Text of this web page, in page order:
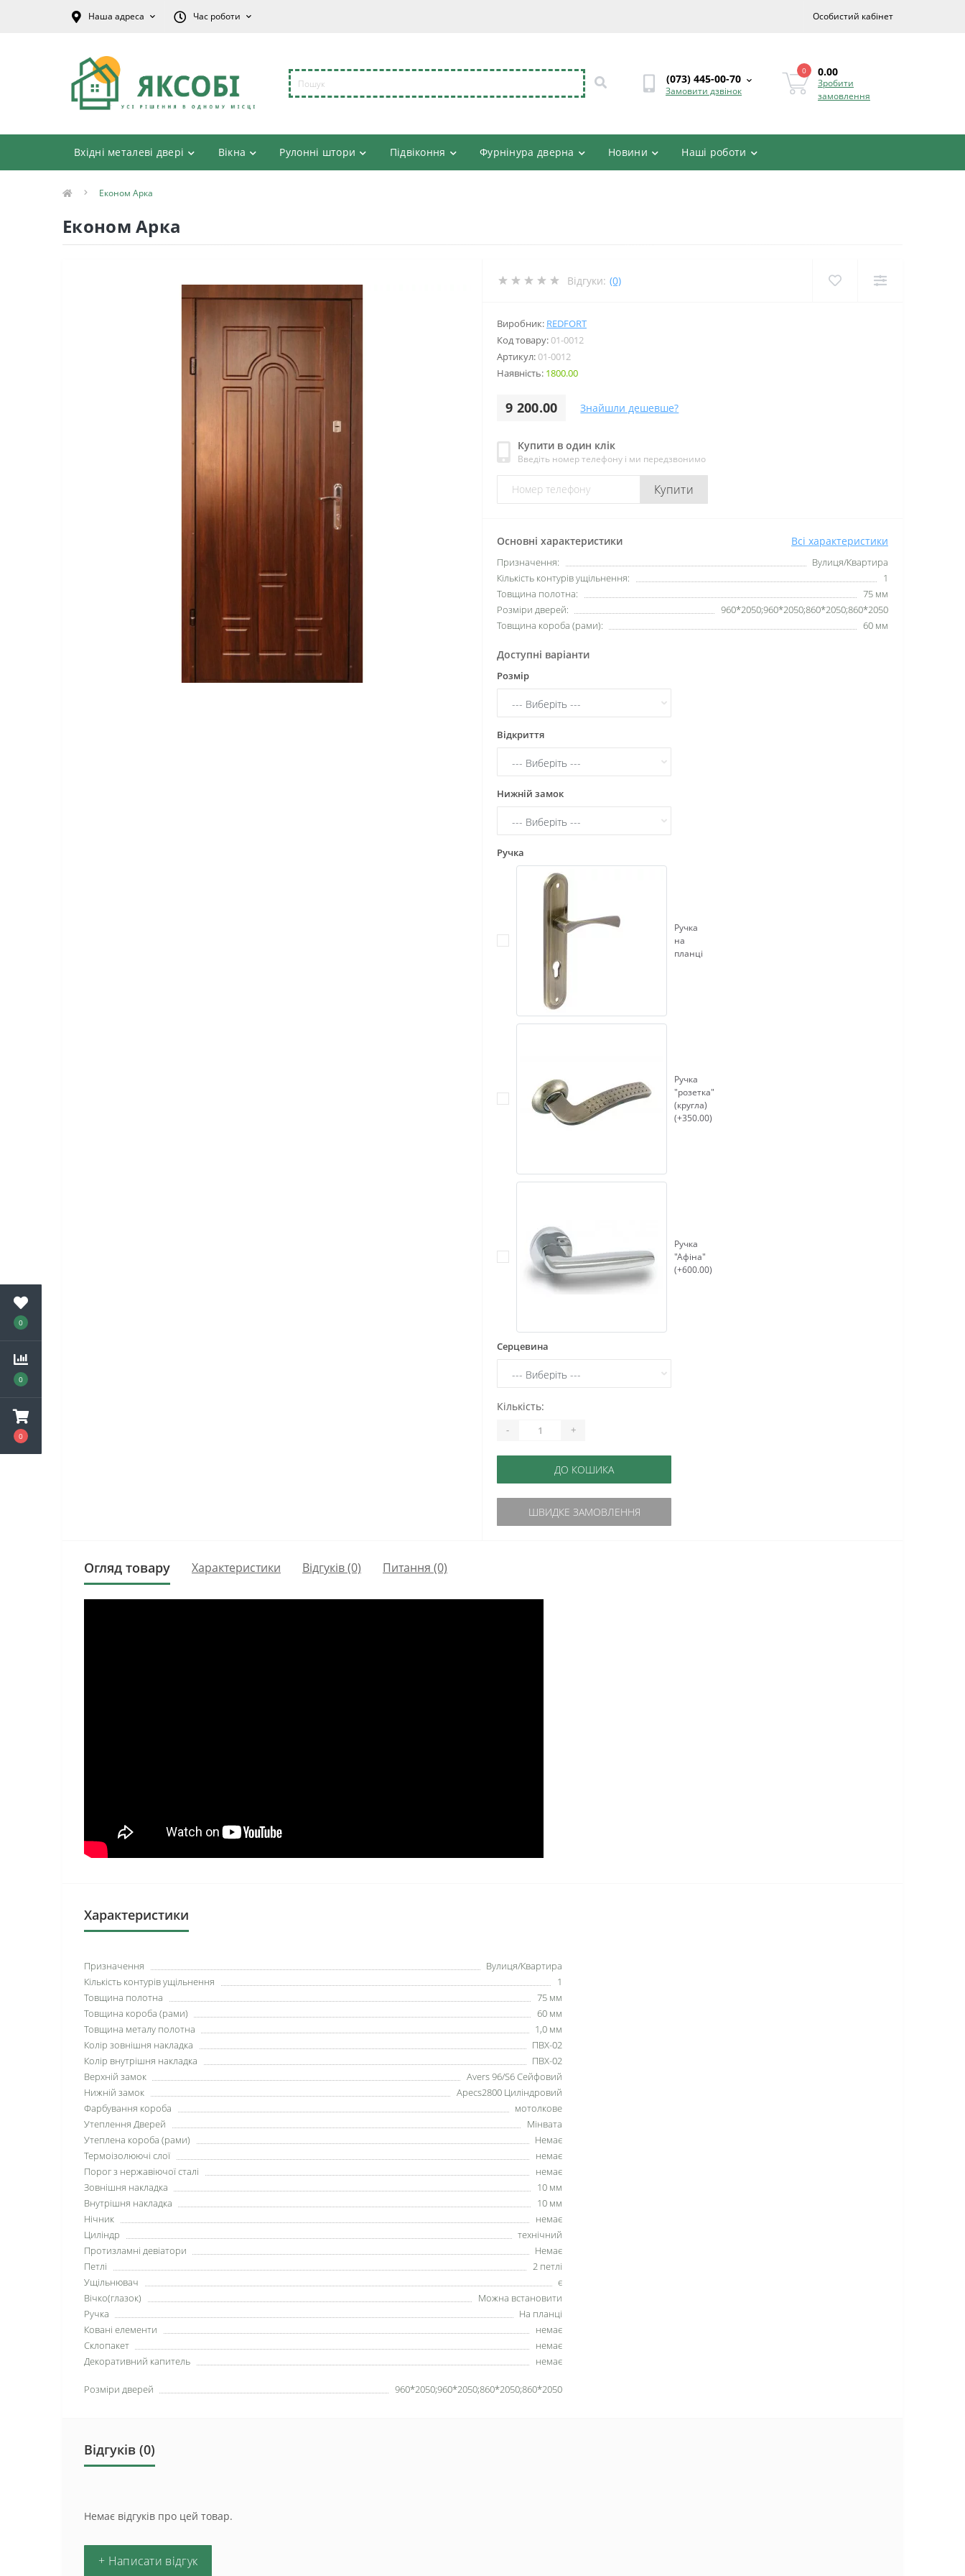
0
0
0
Наша адреса Час роботи Особистий кабінет
(073) 445-00-70
Замовити дзвінок
0 0.00
Зробити
замовлення
Вхідні металеві двері Вікна Рулонні штори Підвіконня Фурнінура дверна Новини Наші роботи
Економ Арка
Економ Арка
Відгуки: (0)
Виробник: REDFORT
Код товару:01-0012
Артикул:01-0012
Наявність: 1800.00
9 200.00 Знайшли дешевше?
Купити в один клік
Введіть номер телефону і ми передзвонимо
Купити
Основні характеристики Всі характеристики
Призначення:
Вулиця/Квартира
Кількість контурів ущільнення:
1
Товщина полотна:
75 мм
Розміри дверей:
960*2050;960*2050;860*2050;860*2050
Товщина короба (рами):
60 мм
Доступні варіанти
Розмір
Відкриття
Нижній замок
Ручка
Ручка
на
планці
Ручка
"розетка"
(кругла)
(+350.00)
Ручка
"Афіна"
(+600.00)
Серцевина
Кількість:
- +
ДО КОШИКА
ШВИДКЕ ЗАМОВЛЕННЯ
Огляд товару Характеристики Відгуків (0) Питання (0)
Характеристики
Призначення
Вулиця/Квартира
Кількість контурів ущільнення
1
Товщина полотна
75 мм
Товщина короба (рами)
60 мм
Товщина металу полотна
1,0 мм
Колір зовнішня накладка
ПВХ-02
Колір внутрішня накладка
ПВХ-02
Верхній замок
Аvers 96/S6 Сейфовий
Нижній замок
Аpecs2800 Циліндровий
Фарбування короба
мотолкове
Утеплення Дверей
Мінвата
Утеплена короба (рами)
Немає
Термоізолюючі слої
немає
Порог з нержавіючої сталі
немає
Зовнішня накладка
10 мм
Внутрішня накладка
10 мм
Нічник
немає
Циліндр
технічний
Протизламні девіатори
Немає
Петлі
2 петлі
Ущільнювач
є
Вічко(глазок)
Можна встановити
Ручка
На планці
Ковані елементи
немає
Склопакет
немає
Декоративний капитель
немає
Розміри дверей 960*2050;960*2050;860*2050;860*2050
Відгуків (0)
Немає відгуків про цей товар.
+ Написати відгук